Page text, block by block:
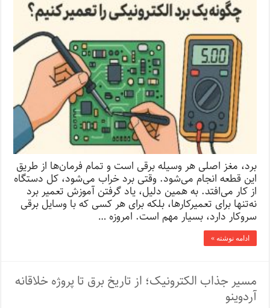
برد، مغز اصلی هر وسیله برقی است و تمام فرمان‌ها از طریق
این قطعه انجام می‌شود. وقتی برد خراب می‌شود، کل دستگاه
از کار می‌افتد. به همین دلیل، یاد گرفتن آموزش تعمیر برد
نه‌تنها برای تعمیرکارها، بلکه برای هر کسی که با وسایل برقی
سروکار دارد، بسیار مهم است. امروزه …
ادامه نوشته »
مسیر جذاب الکترونیک؛ از تاریخ برق تا پروژه‌ خلاقانه
آردوینو